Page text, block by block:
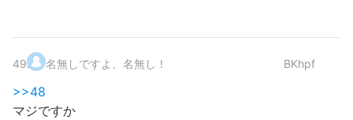
49. 名無しですよ、名無し！ BKhpf
>>48
マジですか